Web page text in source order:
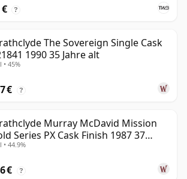
?
The Sovereign Single Cask
1990 35 Jahre alt
• 45%
€ ?
Murray McDavid Mission
Series PX Cask Finish 1987 37
alt
• 44.9%
€ ?